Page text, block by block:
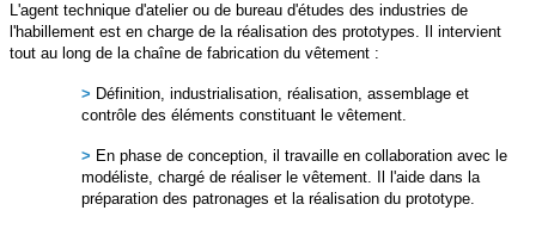
L'agent technique d'atelier ou de bureau d'études des industries de
l'habillement est en charge de la réalisation des prototypes. Il intervient
tout au long de la chaîne de fabrication du vêtement :
> Définition, industrialisation, réalisation, assemblage et
contrôle des éléments constituant le vêtement.
> En phase de conception, il travaille en collaboration avec le
modéliste, chargé de réaliser le vêtement. Il l'aide dans la
préparation des patronages et la réalisation du prototype.